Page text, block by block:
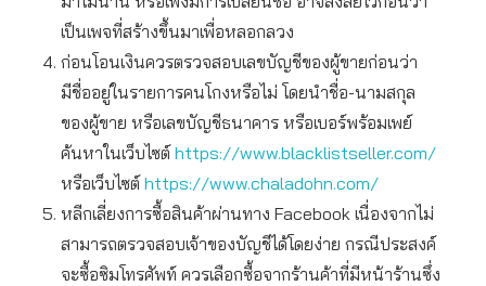
เป็นเพจที่สร้างขึ้นมาเพื่อหลอกลวง
ก่อนโอนเงินควรตรวจสอบเลขบัญชีของผู้ขายก่อนว่า
มีชื่ออยู่ในรายการคนโกงหรือไม่ โดยนำชื่อ-นามสกุล
ของผู้ขาย หรือเลขบัญชีธนาคาร หรือเบอร์พร้อมเพย์
ค้นหาในเว็บไซต์ https://www.blacklistseller.com/
หรือเว็บไซต์ https://www.chaladohn.com/
หลีกเลี่ยงการซื้อสินค้าผ่านทาง Facebook เนื่องจากไม่
สามารถตรวจสอบเจ้าของบัญชีได้โดยง่าย กรณีประสงค์
จะซื้อซิมโทรศัพท์ ควรเลือกซื้อจากร้านค้าที่มีหน้าร้านซึ่ง